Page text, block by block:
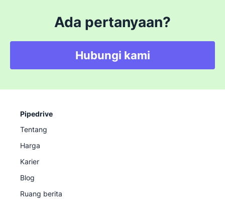
Ada pertanyaan?
Hubungi kami
Pipedrive
Tentang
Harga
Karier
Blog
Ruang berita